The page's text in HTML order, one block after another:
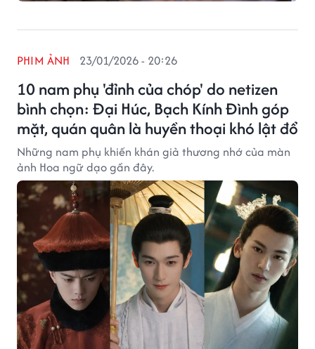
10 nam phụ 'đỉnh của chóp' do netizen
bình chọn: Đại Húc, Bạch Kính Đình góp
mặt, quán quân là huyền thoại khó lật đổ
PHIM ẢNH 23/01/2026 - 20:26
Những nam phụ khiến khán giả thương nhớ của màn
ảnh Hoa ngữ dạo gần đây.